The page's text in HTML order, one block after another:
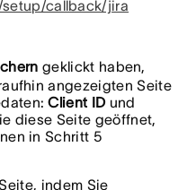
callback/jira
geklickt haben,
angezeigten Seite
Client IDund
diese Seite geöffnet,
in Schritt 5
indem Sie